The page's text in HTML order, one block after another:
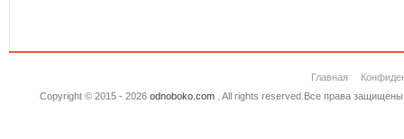
Главная
Copyright © 2015 - 2026 odnoboko.com. All rights reserved.Все права защищены.